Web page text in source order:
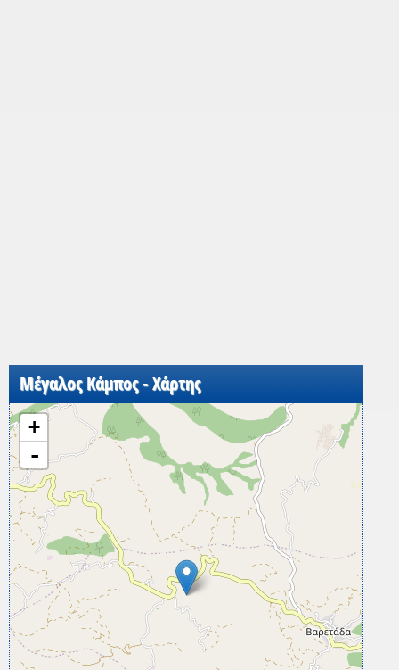
Μέγαλος Κάμπος - Χάρτης
+
-